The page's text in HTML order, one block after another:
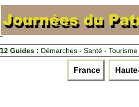
12 Guides : Démarches - Santé -
France